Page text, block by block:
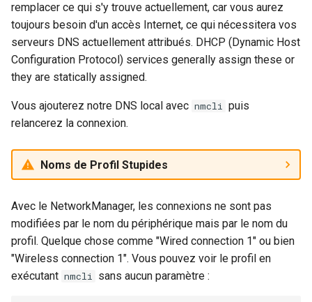
remplacer ce qui s'y trouve actuellement, car vous aurez
toujours besoin d'un accès Internet, ce qui nécessitera vos
serveurs DNS actuellement attribués. DHCP (Dynamic Host
Configuration Protocol) services generally assign these or
they are statically assigned.
Vous ajouterez notre DNS local avec nmcli puis
relancerez la connexion.
Noms de Profil Stupides
Avec le NetworkManager, les connexions ne sont pas
modifiées par le nom du périphérique mais par le nom du
profil. Quelque chose comme "Wired connection 1" ou bien
"Wireless connection 1". Vous pouvez voir le profil en
exécutant nmcli sans aucun paramètre :